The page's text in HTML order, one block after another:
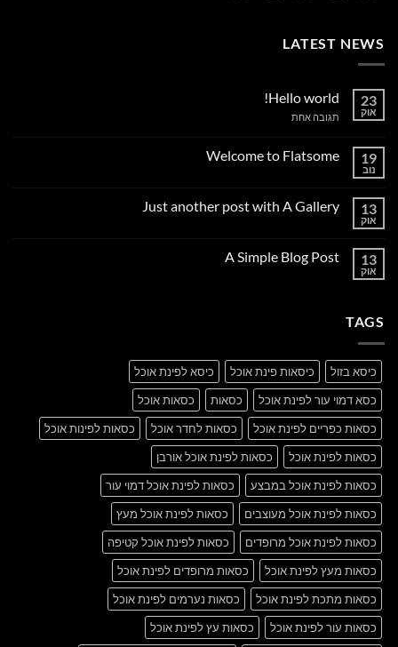
LATEST NEWS
23
אוק
Hello world!
תגובה אחתעל
19
נוב
Welcome to Flatsome
Welcome
13
אוק
Just another post with A Gallery
Just
13
אוק
A Simple Blog Post
TAGS
כיסא בזול כיסאות פינת אוכל
כיסא לפינת אוכל
כסא דמוי עור לפינת אוכל
כסאות
כסאות אוכל
כסאות כפריים לפינת אוכל
כסאות לחדר אוכל
כסאות לפינות אוכל
כסאות לפינת אוכל
כסאות לפינת אוכל אורבן
כסאות לפינת אוכל במבצע
כסאות לפינת אוכל דמוי עור
כסאות לפינת אוכל מעוצבים
כסאות לפינת אוכל מעץ
כסאות לפינת אוכל מרופדים
כסאות לפינת אוכל קטיפה
כסאות מעץ לפינת אוכל
כסאות מרופדים לפינת אוכל
כסאות מתכת לפינת אוכל
כסאות נערמים לפינת אוכל
כסאות עור לפינת אוכל
כסאות עץ לפינת אוכל